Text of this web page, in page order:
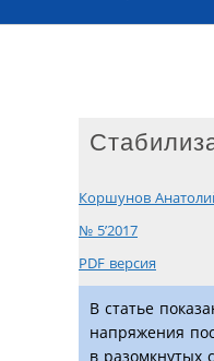
Коршунов
№ 5’2017
PDF версия
В статье
напряжения
в разомкнутых